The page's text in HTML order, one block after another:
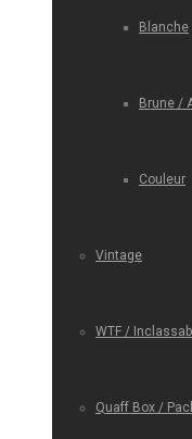
Blanche
Brune /
Couleur
Vintage
WTF /
Quaff Box /